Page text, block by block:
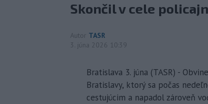
Skončil v cele
Autor TASR
3. júna 2026 10:39
Bratislava 3. júna (TASR) -
Bratislavy, ktorý sa počas
cestujúcim a napadol zároveň